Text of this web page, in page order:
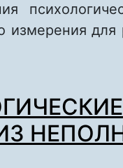
измерения для